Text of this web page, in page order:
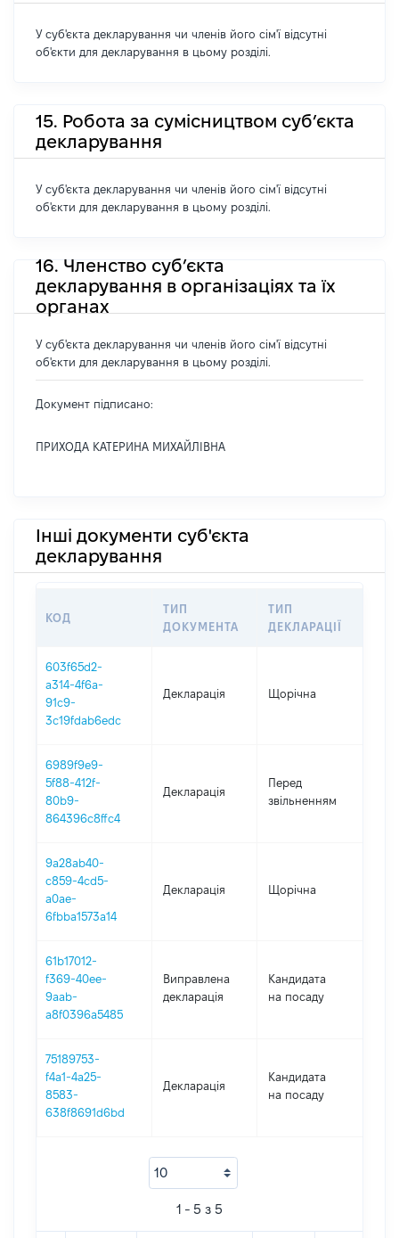
У суб'єкта декларування чи членів його сім'ї відсутні
об'єкти для декларування в цьому розділі.
15. Робота за сумісництвом суб’єкта
декларування
У суб'єкта декларування чи членів його сім'ї відсутні
об'єкти для декларування в цьому розділі.
16. Членство суб’єкта
декларування в організаціях та їх
органах
У суб'єкта декларування чи членів його сім'ї відсутні
об'єкти для декларування в цьому розділі.
Документ підписано:
ПРИХОДА КАТЕРИНА МИХАЙЛІВНА
Інші документи суб'єкта
декларування
КОД
ТИП
ДОКУМЕНТА
ТИП
ДЕКЛАРАЦІЇ
603f65d2-
a314-4f6a-
91c9-
3c19fdab6edc
Декларація Щорічна
6989f9e9-
5f88-412f-
80b9-
864396c8ffc4
Декларація
Перед
звільненням
9a28ab40-
c859-4cd5-
a0ae-
6fbba1573a14
Декларація Щорічна
61b17012-
f369-40ee-
9aab-
a8f0396a5485
Виправлена
декларація
Кандидата
на посаду
75189753-
f4a1-4a25-
8583-
638f8691d6bd
Декларація
Кандидата
на посаду
1 - 5 з 5